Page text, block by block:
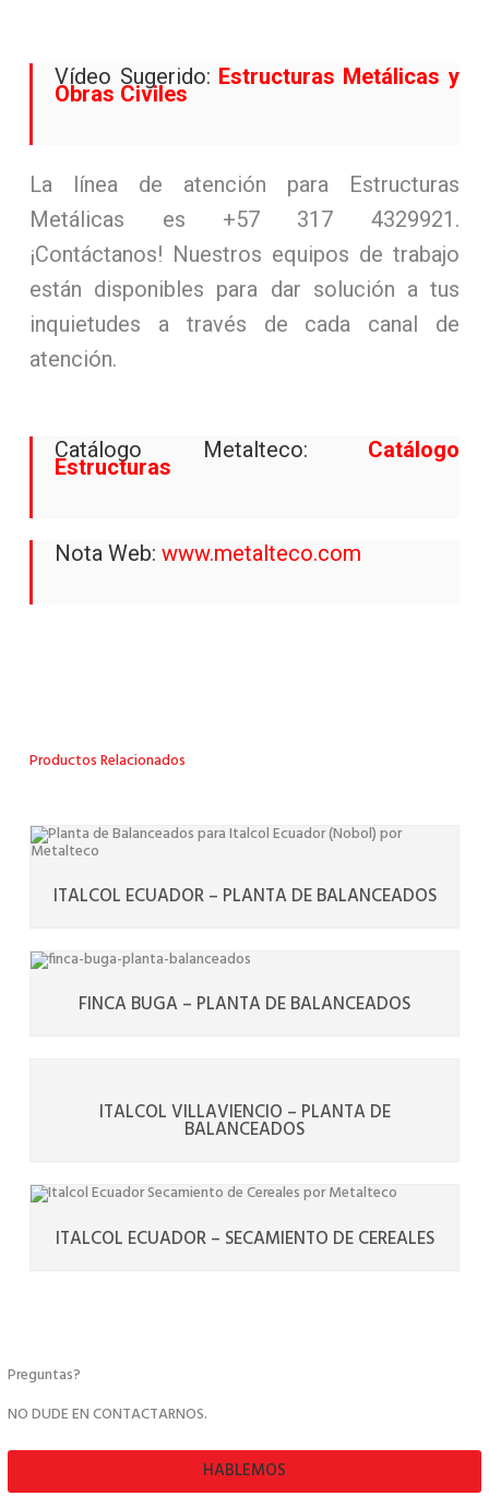
Vídeo Sugerido: Estructuras Metálicas y
Obras Civiles
La línea de atención para Estructuras
Metálicas es +57 317 4329921.
¡Contáctanos! Nuestros equipos de trabajo
están disponibles para dar solución a tus
inquietudes a través de cada canal de
atención.
Catálogo Metalteco: Catálogo
Estructuras
Nota Web:www.metalteco.com
Productos Relacionados
ITALCOL ECUADOR – PLANTA DE BALANCEADOS
FINCA BUGA – PLANTA DE BALANCEADOS
ITALCOL VILLAVIENCIO – PLANTA DE
BALANCEADOS
ITALCOL ECUADOR – SECAMIENTO DE CEREALES
Preguntas?
NO DUDE EN CONTACTARNOS.
HABLEMOS